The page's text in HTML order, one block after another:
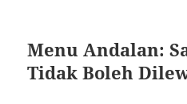
Menu Andalan:
Tidak Boleh